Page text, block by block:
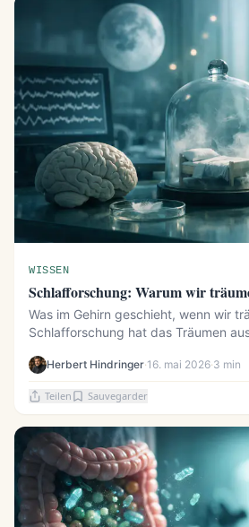
WISSEN
Schlafforschung: Warum wir
Was im Gehirn geschieht, wenn wir
Schlafforschung hat das Träumen
Herbert Hindringer·16. mai 2026·3 min
Teilen Sauvegarder